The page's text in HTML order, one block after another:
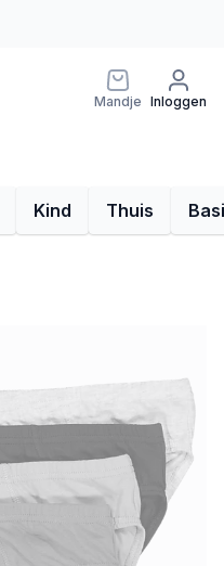
Mandje Inloggen
Kind Thuis